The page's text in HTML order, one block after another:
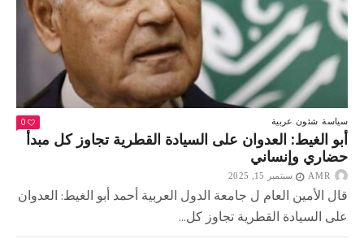
السيسي
مغلقة
سياسة شئون عربية 0
أبو الغيط: العدوان على السيادة القطرية تجاوز كل مبدأ
حضاري وإنساني
AMR سبتمبر 15, 2025
قال الأمين العام ل جامعة الدول العربية أحمد أبو الغيط: العدوان
على السيادة القطرية تجاوز كل...